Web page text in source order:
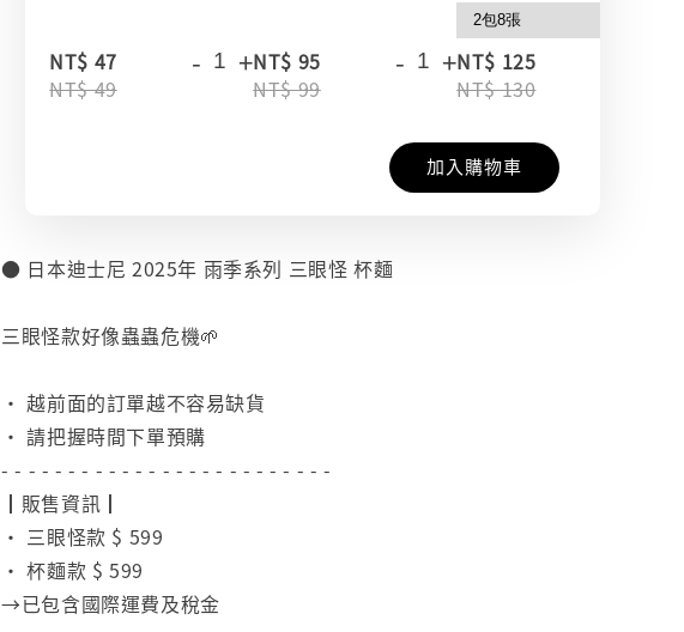
NT$ 47
NT$ 49
- +NT$ 95
NT$ 99
- +NT$ 125
NT$ 130
加入購物車
● 日本迪士尼 2025年 雨季系列 三眼怪 杯麵
三眼怪款好像蟲蟲危機🌱
• 越前面的訂單越不容易缺貨
• 請把握時間下單預購
- - - - - - - - - - - - - - - - - - - - - - - - -
┃販售資訊┃
• 三眼怪款 $ 599
• 杯麵款 $ 599
→已包含國際運費及稅金